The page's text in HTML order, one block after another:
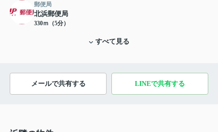
郵便局
北浜郵便局
330ｍ（5分）
すべて見る
メールで共有する LINEで共有する